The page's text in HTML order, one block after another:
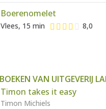
Boerenomelet
Vlees, 15 min 8,0
VAN UITGEVERIJ
Timon takes it easy
Timon Michiels